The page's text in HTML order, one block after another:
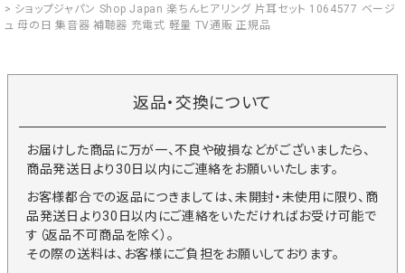
ショップジャパン Shop Japan 楽ちんヒアリング 片耳セット 1064577 ベージ
ュ 母の日 集音器 補聴器 充電式 軽量 TV通販 正規品
返品・交換について
お届けした商品に万が一、不良や破損などがございましたら、
商品発送日より30日以内にご連絡をお願いいたします。
お客様都合での返品につきましては、未開封・未使用に限り、商
品発送日より30日以内にご連絡をいただければお受け可能で
す（返品不可商品を除く）。
その際の送料は、お客様にご負担をお願いしております。